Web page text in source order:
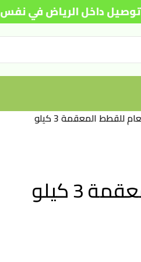
داخل الرياض في نفس اليوم